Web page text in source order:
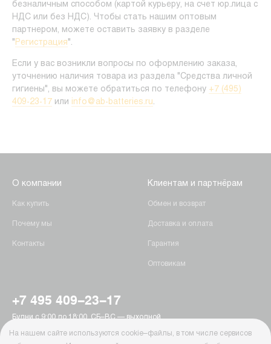
безналичным способом (картой курьеру, на счет юр.лица с
НДС или без НДС). Чтобы стать нашим оптовым
партнером, можете оставить заявку в разделе
" Регистрация".
Если у вас возникли вопросы по оформлению заказа,
уточнению наличия товара из раздела "Средства личной
гигиены", вы можете обратиться по телефону +7 (495)
409-23-17 или info@ab-batteries.ru.
О компании
Как купить
Почему мы
Контакты
Клиентам и партнёрам
Обмен и возврат
Доставка и оплата
Гарантия
Оптовикам
+7 495 409-23-17
Будни с 9:00 до 18:00, СБ–ВС — выходной
г. Москва, Пятницкое шоссе, 15
На нашем сайте используются cookie–файлы, в том числе сервисов